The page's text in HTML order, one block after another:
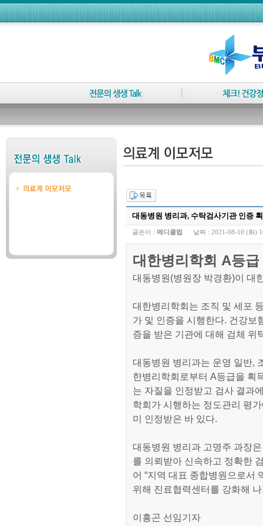
대동병원 병리과, 수탁검사기관 인증
글쓴이 : 메디클럽 날짜 : 2021-08-10 (화)
대한병리학회 A등급
대동병원(병원장 박경환)이 대
대한병리학회는 조직 및 세포
가 및 인증을 시행한다. 건강보
증을 받은 기관에 대해 검체 위
대동병원 병리과는 운영 일반,
한병리학회로부터 A등급을 획
는 자질을 인정받고 검사 결과
학회가 시행하는 정도관리 평
미 인정받은 바 있다.
대동병원 병리과 고명주 과장
를 의뢰받아 신속하고 정확한
어 “지역 대표 종합병원으로서
위해 진료협력센터를 강화해
이흥곤 선임기자